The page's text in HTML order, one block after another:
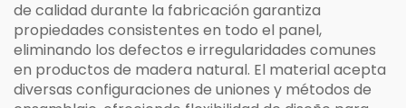
de calidad durante la fabricación garantiza
propiedades consistentes en todo el panel,
eliminando los defectos e irregularidades comunes
en productos de madera natural. El material acepta
diversas configuraciones de uniones y métodos de